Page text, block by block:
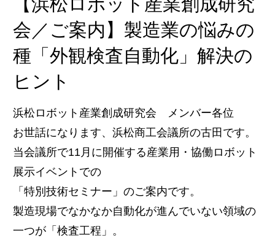
会／ご案内】製造業の悩みの
種「外観検査自動化」解決の
ヒント
浜松ロボット産業創成研究会 メンバー各位
お世話になります、浜松商工会議所の古田です。
当会議所で11月に開催する産業用・協働ロボット
展示イベントでの
「特別技術セミナー」のご案内です。
製造現場でなかなか自動化が進んでいない領域の
一つが「検査工程」。